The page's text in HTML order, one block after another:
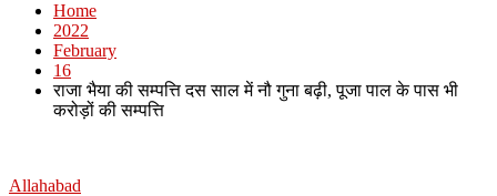
Home
2022
February
16
राजा भैया की सम्पत्ति दस साल में नौ गुना बढ़ी, पूजा पाल के पास भी
करोड़ों की सम्पत्ति
Allahabad